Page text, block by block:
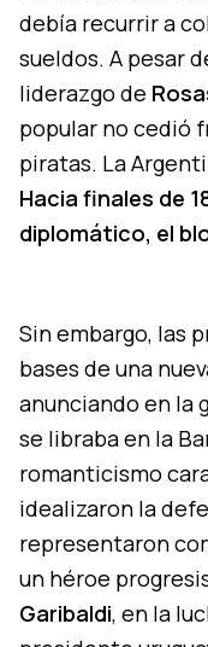
debía recurrir a
sueldos. A pesar
liderazgo de
popular no cedió
piratas. La
Hacia finales de
diplomático, el
Sin embargo, las
bases de una
anunciando en la
se libraba en la
romanticismo
idealizaron la
representaron
un héroe
Garibaldi, en la